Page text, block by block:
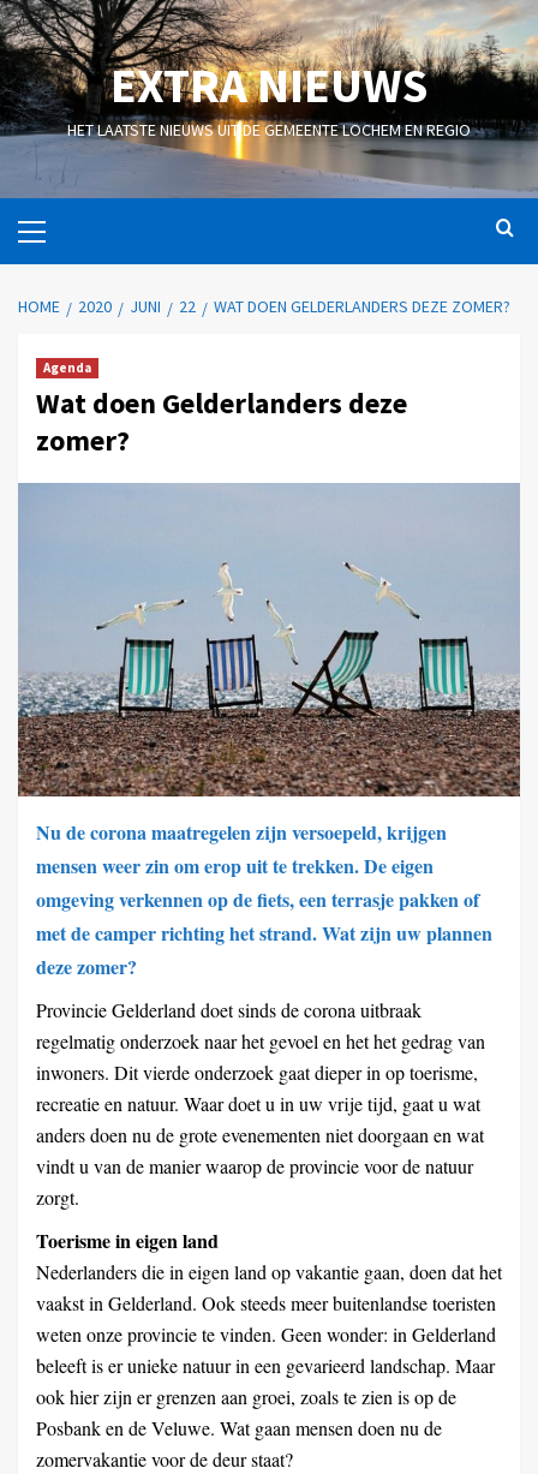
EXTRA NIEUWS
HET LAATSTE NIEUWS UIT DE GEMEENTE LOCHEM EN REGIO
HOME 2020 JUNI 22 WAT DOEN GELDERLANDERS DEZE ZOMER?
Agenda
Wat doen Gelderlanders deze
zomer?
Nu de corona maatregelen zijn versoepeld, krijgen
mensen weer zin om erop uit te trekken. De eigen
omgeving verkennen op de fiets, een terrasje pakken of
met de camper richting het strand. Wat zijn uw plannen
deze zomer?
Provincie Gelderland doet sinds de corona uitbraak
regelmatig onderzoek naar het gevoel en het het gedrag van
inwoners. Dit vierde onderzoek gaat dieper in op toerisme,
recreatie en natuur. Waar doet u in uw vrije tijd, gaat u wat
anders doen nu de grote evenementen niet doorgaan en wat
vindt u van de manier waarop de provincie voor de natuur
zorgt.
Toerisme in eigen land
Nederlanders die in eigen land op vakantie gaan, doen dat het
vaakst in Gelderland. Ook steeds meer buitenlandse toeristen
weten onze provincie te vinden. Geen wonder: in Gelderland
beleeft is er unieke natuur in een gevarieerd landschap. Maar
ook hier zijn er grenzen aan groei, zoals te zien is op de
Posbank en de Veluwe. Wat gaan mensen doen nu de
zomervakantie voor de deur staat?